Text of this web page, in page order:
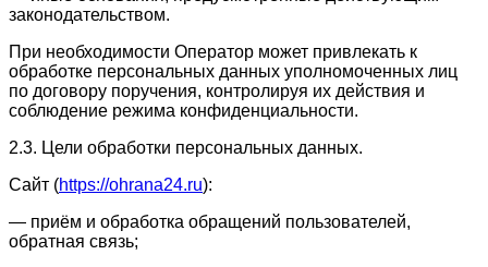
законодательством.
При необходимости Оператор может привлекать к
обработке персональных данных уполномоченных лиц
по договору поручения, контролируя их действия и
соблюдение режима конфиденциальности.
2.3. Цели обработки персональных данных.
Сайт (https://ohrana24.ru):
— приём и обработка обращений пользователей,
обратная связь;